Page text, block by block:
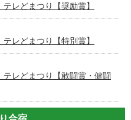
レどまつり【奨励賞】
レどまつり【特別賞】
レどまつり【敢闘賞・健闘